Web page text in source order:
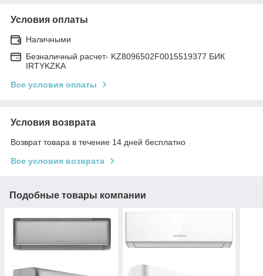
Условия оплаты
Наличными
Безналичный расчет- KZ8096502F0015519377 БИК
IRTYKZKA
Все условия оплаты
Условия возврата
Возврат товара в течение 14 дней бесплатно
Все условия возврата
Подобные товары компании